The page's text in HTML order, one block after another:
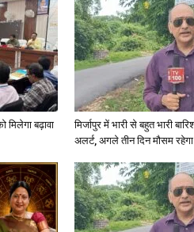
मिलेगा बढ़ावा
मिर्जापुर में भारी से बहुत भारी
अलर्ट, अगले तीन दिन मौसम